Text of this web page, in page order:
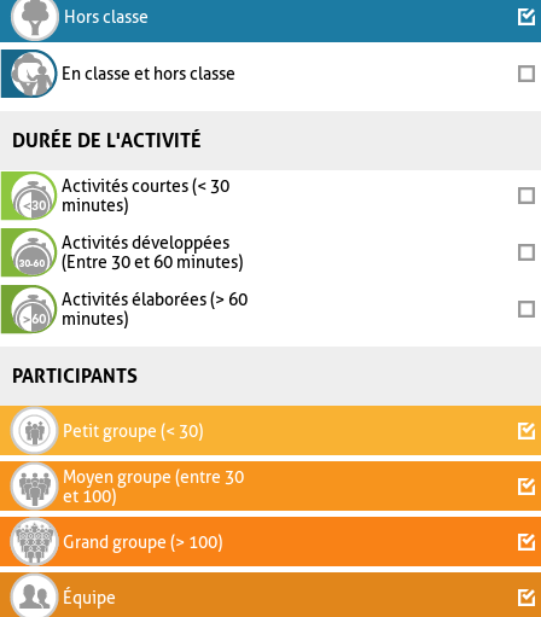
Hors classe
En classe et hors classe
DURÉE DE L'ACTIVITÉ
Activités courtes (< 30
minutes)
Activités développées
(Entre 30 et 60 minutes)
Activités élaborées (> 60
minutes)
PARTICIPANTS
Petit groupe (< 30)
Moyen groupe (entre 30
et 100)
Grand groupe (> 100)
Équipe